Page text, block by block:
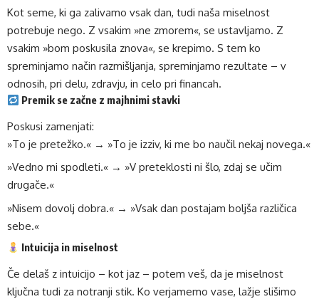
Kot seme, ki ga zalivamo vsak dan, tudi naša miselnost
potrebuje nego. Z vsakim »ne zmorem«, se ustavljamo. Z
vsakim »bom poskusila znova«, se krepimo. S tem ko
spreminjamo način razmišljanja, spreminjamo rezultate – v
odnosih, pri delu, zdravju, in celo pri financah.
Premik se začne z majhnimi stavki
Poskusi zamenjati:
»To je pretežko.« → »To je izziv, ki me bo naučil nekaj novega.«
»Vedno mi spodleti.« → »V preteklosti ni šlo, zdaj se učim
drugače.«
»Nisem dovolj dobra.« → »Vsak dan postajam boljša različica
sebe.«
Intuicija in miselnost
Če delaš z intuicijo – kot jaz – potem veš, da je miselnost
ključna tudi za notranji stik. Ko verjamemo vase, lažje slišimo